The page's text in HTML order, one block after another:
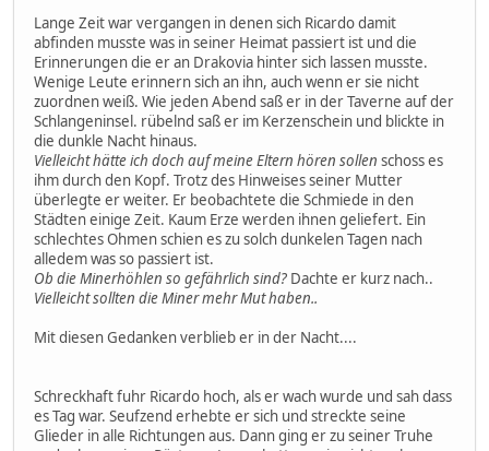
Lange Zeit war vergangen in denen sich Ricardo damit
abfinden musste was in seiner Heimat passiert ist und die
Erinnerungen die er an Drakovia hinter sich lassen musste.
Wenige Leute erinnern sich an ihn, auch wenn er sie nicht
zuordnen weiß. Wie jeden Abend saß er in der Taverne auf der
Schlangeninsel. rübelnd saß er im Kerzenschein und blickte in
die dunkle Nacht hinaus.
Vielleicht hätte ich doch auf meine Eltern hören sollen schoss es
ihm durch den Kopf. Trotz des Hinweises seiner Mutter
überlegte er weiter. Er beobachtete die Schmiede in den
Städten einige Zeit. Kaum Erze werden ihnen geliefert. Ein
schlechtes Ohmen schien es zu solch dunkelen Tagen nach
alledem was so passiert ist.
Ob die Minerhöhlen so gefährlich sind? Dachte er kurz nach..
Vielleicht sollten die Miner mehr Mut haben..
Mit diesen Gedanken verblieb er in der Nacht....
Schreckhaft fuhr Ricardo hoch, als er wach wurde und sah dass
es Tag war. Seufzend erhebte er sich und streckte seine
Glieder in alle Richtungen aus. Dann ging er zu seiner Truhe